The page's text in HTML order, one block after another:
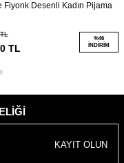
Fiyonk Desenli Kadın Pijama
TL
%46
İNDIRIM
KAYIT OLUN